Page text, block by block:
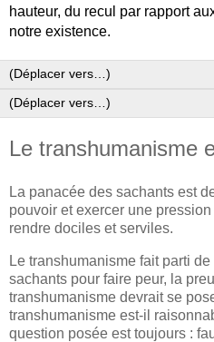
hauteur, du recul par rapport
notre existence.
Le transhumanisme
La panacée des sachants est
pouvoir et exercer une
rendre dociles et serviles.
Le transhumanisme fait parti
sachants pour faire peur, la
transhumanisme devrait se
transhumanisme est-il
question posée est toujours :